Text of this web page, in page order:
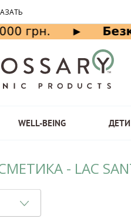
WELL-BEING ДЕТИ
- LAC